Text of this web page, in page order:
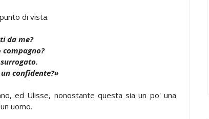
di vista.
da me?
compagno?
confidente?»
ed Ulisse, nonostante questa sia un po' una
uomo.